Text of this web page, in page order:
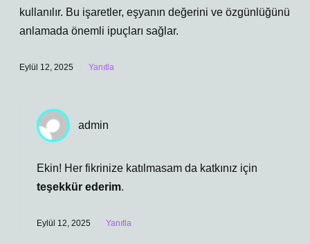
kullanılır. Bu işaretler, eşyanın değerini ve özgünlüğünü
anlamada önemli ipuçları sağlar.
Eylül 12, 2025 Yanıtla
admin
Ekin! Her fikrinize katılmasam da katkınız için
teşekkür ederim.
Eylül 12, 2025 Yanıtla